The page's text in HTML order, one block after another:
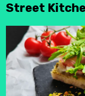
Street